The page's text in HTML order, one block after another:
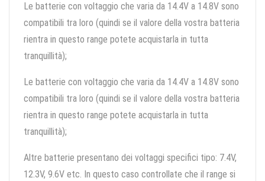
Le batterie con voltaggio che varia da 14.4V a 14.8V sono
compatibili tra loro (quindi se il valore della vostra batteria
rientra in questo range potete acquistarla in tutta
tranquillità);
Le batterie con voltaggio che varia da 14.4V a 14.8V sono
compatibili tra loro (quindi se il valore della vostra batteria
rientra in questo range potete acquistarla in tutta
tranquillità);
Altre batterie presentano dei voltaggi specifici tipo: 7.4V,
12.3V, 9.6V etc. In questo caso controllate che il range si